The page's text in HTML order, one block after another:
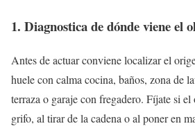
1. Diagnostica de dónde viene el
Antes de actuar conviene localizar el
huele con calma cocina, baños, zona de
terraza o garaje con fregadero. Fíjate si
grifo, al tirar de la cadena o al poner en